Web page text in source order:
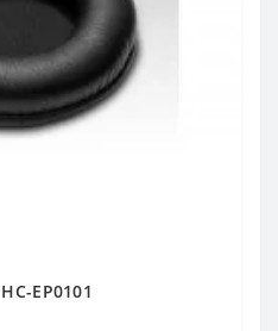
EP0101